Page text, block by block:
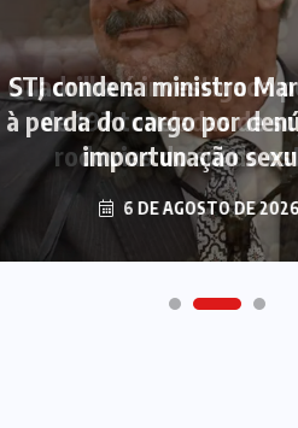
STJ condena ministro
à perda do cargo por
importunação
6 DE AGOSTO DE 2026